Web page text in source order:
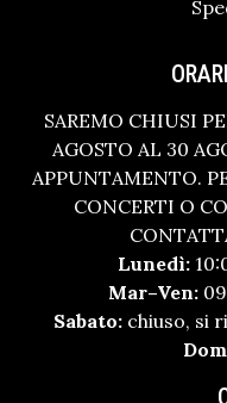
SAREMO CHIUSI
AGOSTO AL 30
APPUNTAMENTO.
CONCERTI O
Lunedì:
Mar–Ven:
Sabato: chiuso, si